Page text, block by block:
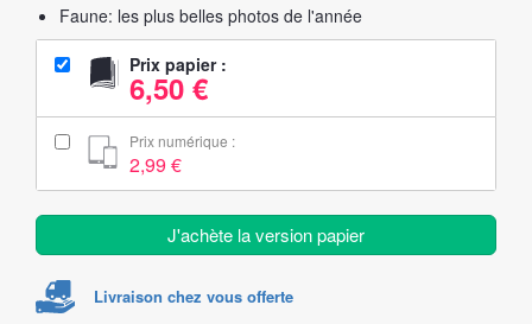
Faune: les plus belles photos de l'année
Prix papier :
6,50 €
Prix numérique :
2,99 €
J'achète la version papier
Livraison chez vous offerte